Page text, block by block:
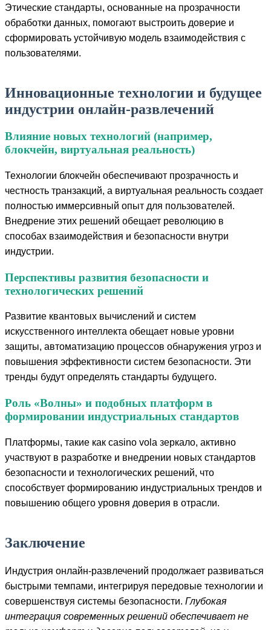
Этические стандарты, основанные на прозрачности
обработки данных, помогают выстроить доверие и
сформировать устойчивую модель взаимодействия с
пользователями.
Инновационные технологии и будущее
индустрии онлайн-развлечений
Влияние новых технологий (например,
блокчейн, виртуальная реальность)
Технологии блокчейн обеспечивают прозрачность и
честность транзакций, а виртуальная реальность создает
полностью иммерсивный опыт для пользователей.
Внедрение этих решений обещает революцию в
способах взаимодействия и безопасности внутри
индустрии.
Перспективы развития безопасности и
технологических решений
Развитие квантовых вычислений и систем
искусственного интеллекта обещает новые уровни
защиты, автоматизацию процессов обнаружения угроз и
повышения эффективности систем безопасности. Эти
тренды будут определять стандарты будущего.
Роль «Волны» и подобных платформ в
формировании индустриальных стандартов
Платформы, такие как casino vola зеркало, активно
участвуют в разработке и внедрении новых стандартов
безопасности и технологических решений, что
способствует формированию индустриальных трендов и
повышению общего уровня доверия в отрасли.
Заключение
Индустрия онлайн-развлечений продолжает развиваться
быстрыми темпами, интегрируя передовые технологии и
совершенствуя системы безопасности. Глубокая
интеграция современных решений обеспечивает не